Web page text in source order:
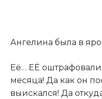
Ангелина была в
Её… ЕЁ
месяца! Да как он
выискался! Да